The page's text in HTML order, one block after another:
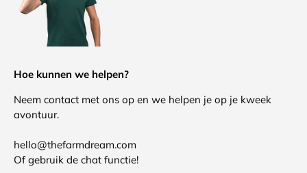
Hoe kunnen we helpen?
Neem contact met ons op en we helpen je op je kweek
avontuur.
hello@thefarmdream.com
Of gebruik de chat functie!